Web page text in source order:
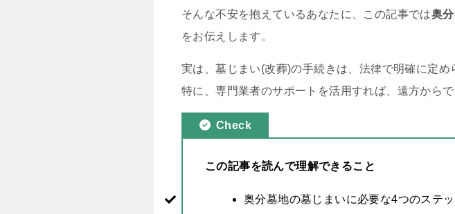
そんな不安を抱えているあなたに、この記事では奥
をお伝えします。
実は、墓じまい(改葬)の手続きは、法律で明確に定め
特に、専門業者のサポートを活用すれば、遠方から
Check
この記事を読んで理解できること
奥分墓地の墓じまいに必要な4つのステ